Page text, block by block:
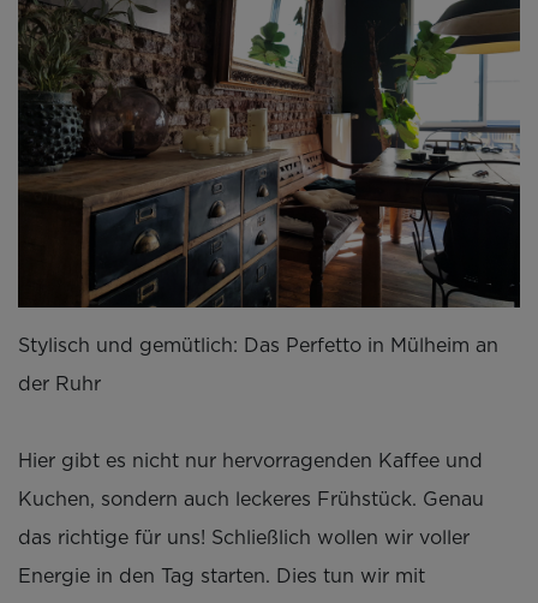
Stylisch und gemütlich: Das Perfetto in Mülheim an
der Ruhr
Hier gibt es nicht nur hervorragenden Kaffee und
Kuchen, sondern auch leckeres Frühstück. Genau
das richtige für uns! Schließlich wollen wir voller
Energie in den Tag starten. Dies tun wir mit